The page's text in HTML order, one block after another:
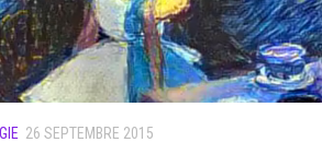
26 SEPTEMBRE 2015